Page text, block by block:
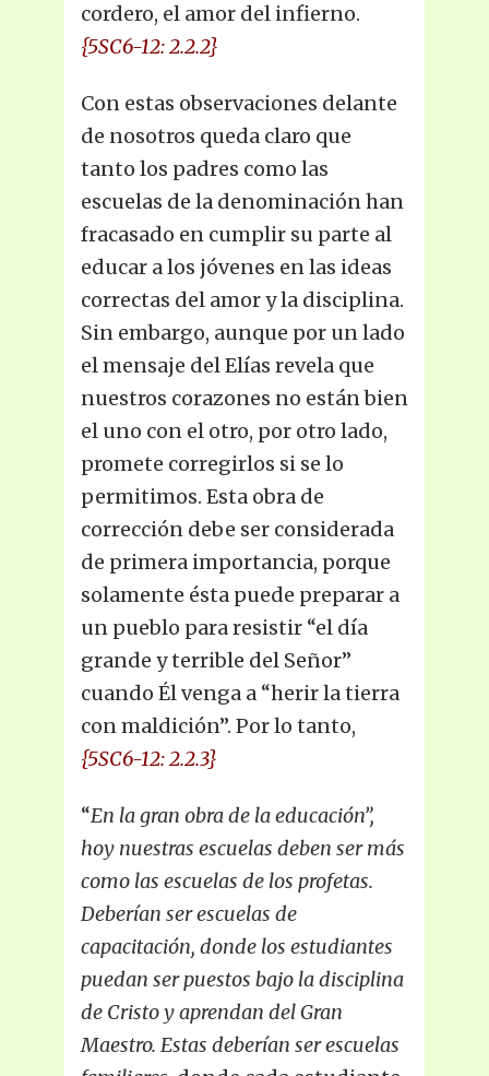
cordero, el amor del infierno.
{5SC6-12: 2.2.2}
Con estas observaciones delante
de nosotros queda claro que
tanto los padres como las
escuelas de la denominación han
fracasado en cumplir su parte al
educar a los jóvenes en las ideas
correctas del amor y la disciplina.
Sin embargo, aunque por un lado
el mensaje del Elías revela que
nuestros corazones no están bien
el uno con el otro, por otro lado,
promete corregirlos si se lo
permitimos. Esta obra de
corrección debe ser considerada
de primera importancia, porque
solamente ésta puede preparar a
un pueblo para resistir “el día
grande y terrible del Señor”
cuando Él venga a “herir la tierra
con maldición”. Por lo tanto,
{5SC6-12: 2.2.3}
“En la gran obra de la educación”,
hoy nuestras escuelas deben ser más
como las escuelas de los profetas.
Deberían ser escuelas de
capacitación, donde los estudiantes
puedan ser puestos bajo la disciplina
de Cristo y aprendan del Gran
Maestro. Estas deberían ser escuelas